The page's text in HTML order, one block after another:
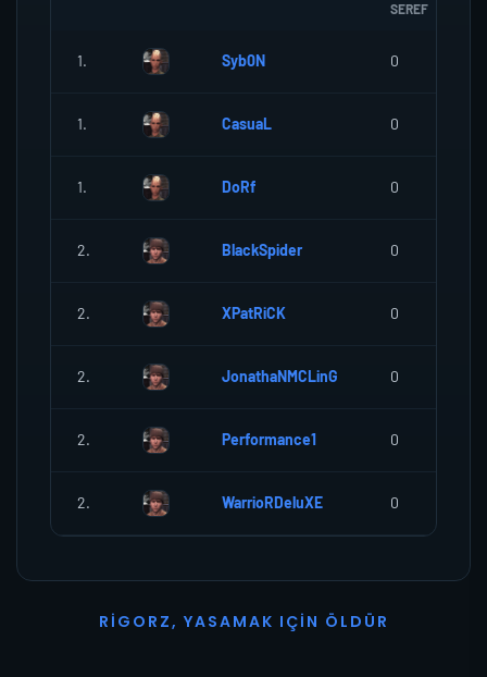
SEREF
1. Syb0N 0
1. CasuaL 0
1. DoRf 0
2. BlackSpider 0
2. XPatRiCK 0
2. JonathaNMCLinG 0
2. Performance1 0
2. WarrioRDeluXE 0
R I G O R Z, YASAMAK I ÇI N Ö L D Ü R